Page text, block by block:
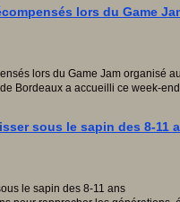
lors du Game
Bordeaux a accueilli ce week-
sous le sapin des 8-11